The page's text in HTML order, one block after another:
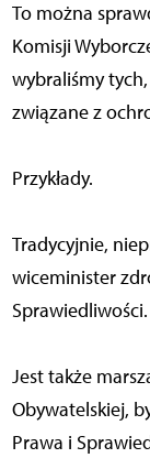
To można
Komisji
wybraliśmy
związane z
Przykłady.
Tradycyjnie,
wiceminister
Sprawiedliwości.
Jest także
Obywatelskiej,
Prawa i